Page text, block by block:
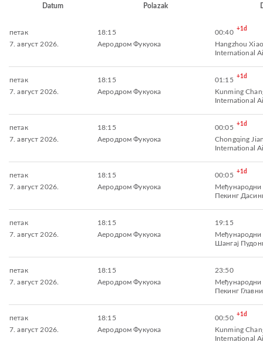
Datum Polazak
петак
7. август 2026.
18:15
Аеродром Фукуока
00:40 +1d
Hangzhou
International
петак
7. август 2026.
18:15
Аеродром Фукуока
01:15 +1d
Kunming
International
петак
7. август 2026.
18:15
Аеродром Фукуока
00:05 +1d
Chongqing
International
петак
7. август 2026.
18:15
Аеродром Фукуока
00:05 +1d
Међународни
Пекинг
петак
7. август 2026.
18:15
Аеродром Фукуока
19:15
Међународни
Шангај
петак
7. август 2026.
18:15
Аеродром Фукуока
23:50
Међународни
Пекинг Главни
петак
7. август 2026.
18:15
Аеродром Фукуока
00:50 +1d
Kunming
International